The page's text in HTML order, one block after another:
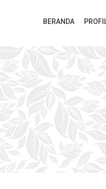
BERANDA